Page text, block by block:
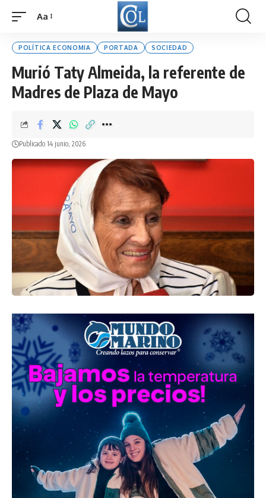
Font
Aa
POLÍTICA ECONOMIA PORTADA SOCIEDAD
Murió Taty Almeida, la referente de
Madres de Plaza de Mayo
Publicado 14 junio, 2026